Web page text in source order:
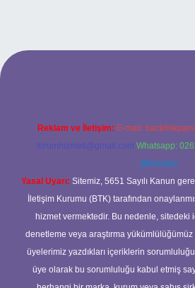
Reklam ve İletişim: E-mail:
forumhizmeti@gmail.com Whatsapp:
@karabul
Yasal Uyarı: Sitemiz, 5651 Sayılı Kanun
İletişim Kurumu (BTK) tarafından
hizmet vermektedir. Bu nedenle, sitedeki
denetleme veya araştırma yükümlülüğümüz
üyelerimiz yazdıkları içeriklerin
üye olarak bu sorumluluğu kabul etmiş